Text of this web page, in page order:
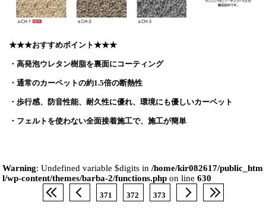
★★★おすすめポイント★★★
・高発泡ウレタン樹脂を裏面にコーティング
・通常のカーペットの約1.5倍の断熱性
・歩行感、防音性能、耐久性に優れ、環境にも優しいカーペット
・フェルトを使わない全面接着施工で、施工が簡単
Warning: Undefined variable $digits in/home/kir082617/public_htm
l/wp-content/themes/barba-2/functions.php on line630
371 372 373